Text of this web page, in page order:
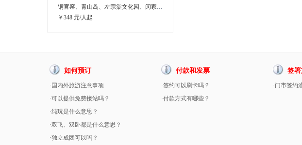
铜官窑、青山岛、左宗棠文化园、闵家温泉..
￥348 元/人起
如何预订
·国内外旅游注意事项
·可以提供免费接站吗？
·纯玩是什么意思？
·双飞、双卧都是什么意思？
·独立成团可以吗？
付款和发票
·签约可以刷卡吗？
·付款方式有哪些？
签
·门市签约